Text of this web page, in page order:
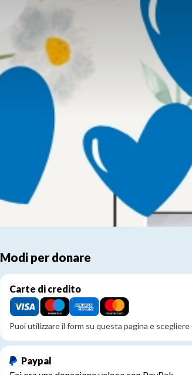
Modi per donare
Carte di credito
Puoi utilizzare il form su questa pagina e scegliere
Paypal